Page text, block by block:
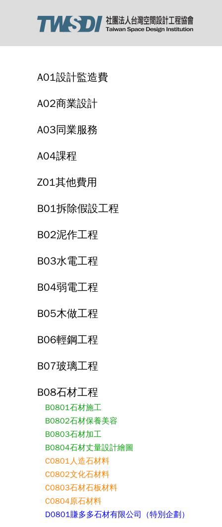
A01設計監造費
A02商業設計
A03同業服務
A04課程
Z01其他費用
B01拆除假設工程
B02泥作工程
B03水電工程
B04弱電工程
B05木做工程
B06輕鋼工程
B07玻璃工程
B08石材工程
B0801石材施工
B0802石材保養美容
B0803石材加工
B0804石材丈量設計繪圖
C0801人造石材料
C0802文化石材料
C0803石材石板材料
C0804原石材料
D0801賺多多石材有限公司（特別企劃）